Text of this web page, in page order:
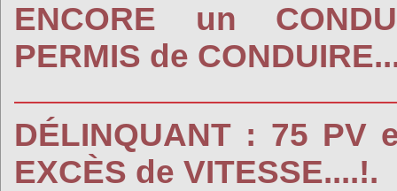
ENCORE un
PERMIS de
DÉLINQUANT : 75 PV
EXCÈS de VITESSE....!.